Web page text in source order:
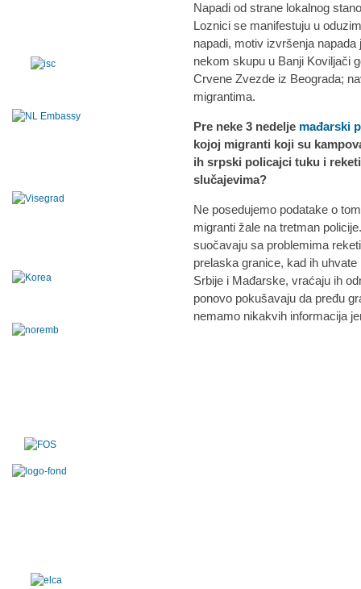
Napadi od strane lokalnog
Loznici se manifestuju u
napadi, motiv izvršenja
nekom skupu u Banji Koviljači
Crvene Zvezde iz Beograda;
migrantima.
Pre neke 3 nedelje mađarski
kojoj migranti koji su
ih srpski policajci tuku i
slučajevima?
Ne posedujemo podatake o
migranti žale na tretman
suočavaju sa problemima
prelaska granice, kad ih
Srbije i Mađarske, vraćaju ih
ponovo pokušavaju da pređu
nemamo nikakvih informacija